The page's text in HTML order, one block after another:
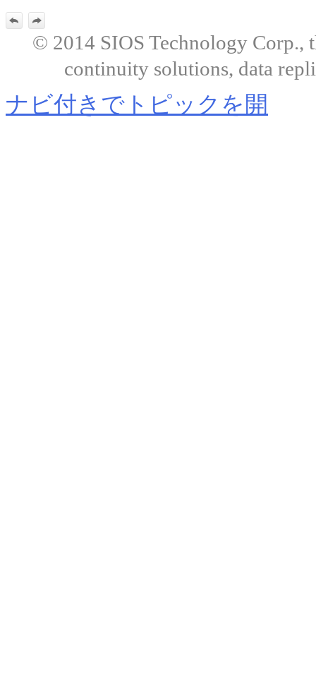
© 2014 SIOS Technology Corp.,
continuity solutions, data
ナビ付きでトピックを開